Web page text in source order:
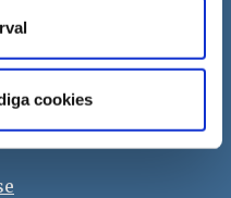
cookies
26